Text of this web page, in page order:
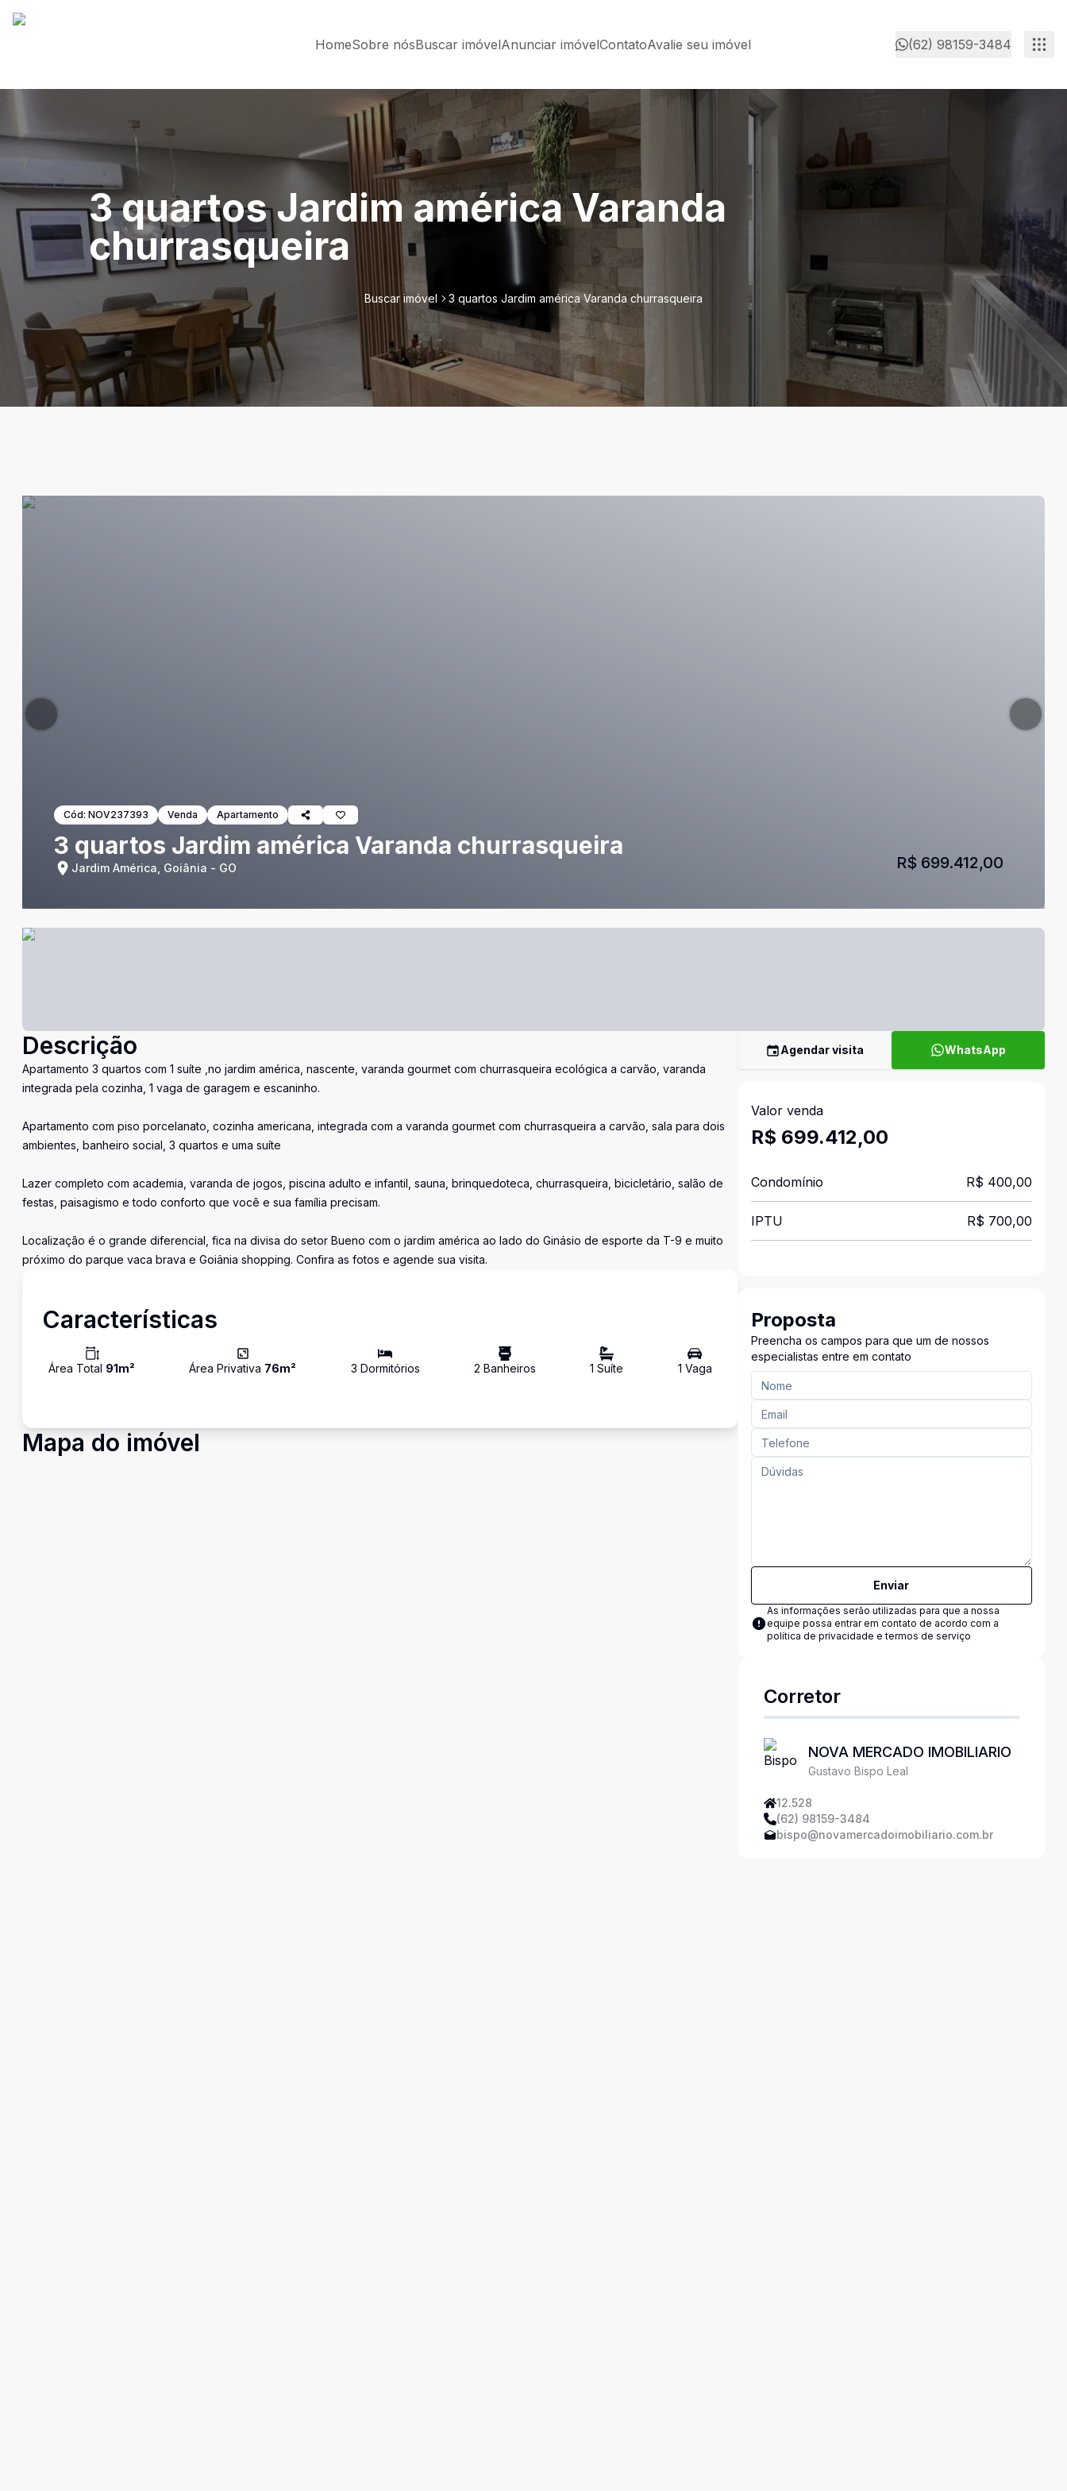
HomeSobre nósBuscar imóvelAnunciar imóvelContatoAvalie seu imóvel (62) 98159-3484
3 quartos Jardim américa Varanda
churrasqueira
Buscar imóvel 3 quartos Jardim américa Varanda churrasqueira
Cód: NOV237393 Venda Apartamento
3 quartos Jardim américa Varanda churrasqueira
Jardim América, Goiânia - GO R$ 699.412,00
Descrição
Apartamento 3 quartos com 1 suíte ,no jardim américa, nascente, varanda gourmet com churrasqueira ecológica a carvão, varanda
integrada pela cozinha, 1 vaga de garagem e escaninho.
Apartamento com piso porcelanato, cozinha americana, integrada com a varanda gourmet com churrasqueira a carvão, sala para dois
ambientes, banheiro social, 3 quartos e uma suíte
Lazer completo com academia, varanda de jogos, piscina adulto e infantil, sauna, brinquedoteca, churrasqueira, bicicletário, salão de
festas, paisagismo e todo conforto que você e sua família precisam.
Localização é o grande diferencial, fica na divisa do setor Bueno com o jardim américa ao lado do Ginásio de esporte da T-9 e muito
próximo do parque vaca brava e Goiânia shopping. Confira as fotos e agende sua visita.
Características
Área Total 91m² Área Privativa 76m² 3 Dormitórios 2 Banheiros 1 Suíte 1 Vaga
Mapa do imóvel
Agendar visita WhatsApp
Valor venda
R$ 699.412,00
Condomínio R$ 400,00
IPTU R$ 700,00
Proposta
Preencha os campos para que um de nossos
especialistas entre em contato
Enviar
As informações serão utilizadas para que a nossa
equipe possa entrar em contato de acordo com a
política de privacidade e termos de serviço
Corretor
NOVA MERCADO IMOBILIARIO
Gustavo Bispo Leal
12.528
(62) 98159-3484
bispo@novamercadoimobiliario.com.br